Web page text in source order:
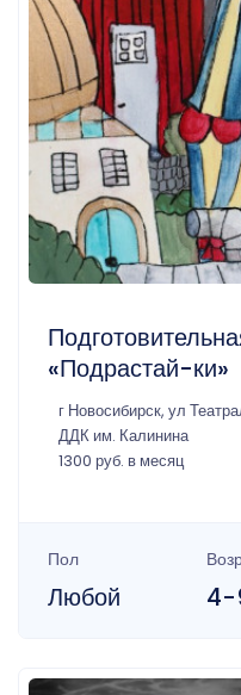
«Подрастай-ки»
г Новосибирск, ул
ДДК им. Калинина
1300 руб. в месяц
Пол
Любой 4-